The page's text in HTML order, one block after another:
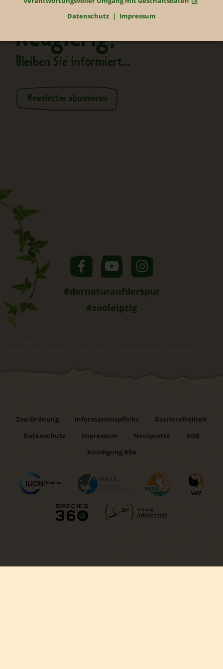
Neugierig?
Bleiben Sie informiert...
Newsletter abonnieren
#dernaturaufderspur
#zooleipzig
Zoo-Ordnung Informationspflicht
Barrierefreiheit
Datenschutz
Impressum Netiquette
AGB
Kündigung Abo
Datenschutz
Impressum